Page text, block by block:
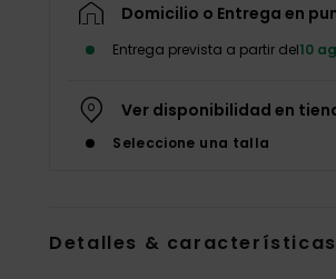
Domicilio o Entrega en
Entrega prevista a partir del10
Ver disponibilidad en
Seleccione una talla
Detalles & características